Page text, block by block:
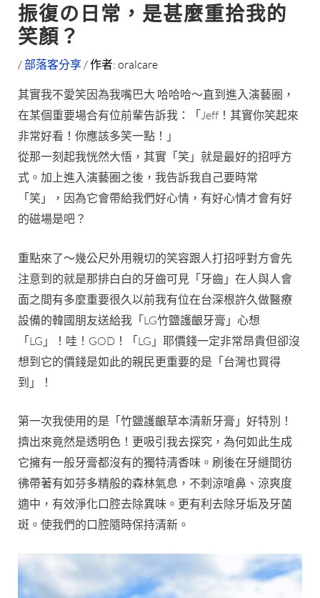
振復の日常，是甚麼重拾我的
笑顏？
/部落客分享/ 作者: oralcare
其實我不愛笑因為我嘴巴大 哈哈哈～直到進入演藝圈，
在某個重要場合有位前輩告訴我：「Jeff！其實你笑起來
非常好看！你應該多笑一點！」
從那一刻起我恍然大悟，其實「笑」就是最好的招呼方
式。加上進入演藝圈之後，我告訴我自己要時常
「笑」，因為它會帶給我們好心情，有好心情才會有好
的磁場是吧？
重點來了～幾公尺外用親切的笑容跟人打招呼對方會先
注意到的就是那排白白的牙齒可見「牙齒」在人與人會
面之間有多麼重要很久以前我有位在台深根許久做醫療
設備的韓國朋友送給我「LG竹鹽護齦牙膏」心想
「LG」！哇！GOD！「LG」耶價錢一定非常昂貴但卻沒
想到它的價錢是如此的親民更重要的是「台灣也買得
到」！
第一次我使用的是「竹鹽護齦草本清新牙膏」好特別！
擠出來竟然是透明色！更吸引我去探究，為何如此生成
它擁有一般牙膏都沒有的獨特清香味。刷後在牙縫間彷
彿帶著有如芬多精般的森林氣息，不刺涼嗆鼻、涼爽度
適中，有效淨化口腔去除異味。更有利去除牙垢及牙菌
斑。使我們的口腔隨時保持清新。